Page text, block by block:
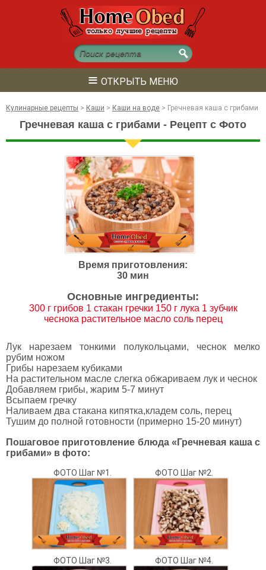
≡ ОТКРЫТЬ МЕНЮ
Кулинарные рецепты > Каши > Каши на воде > Гречневая каша с грибами
Гречневая каша с грибами - Рецепт с Фото
Время приготовления:
30 мин
Основные ингредиенты:
300 г грибов 1 стакан гречки 150 г лука 1 зубчик
чеснока растительное масло соль перец
Лук нарезаем тонкими полукольцами, чеснок мелко
рубим ножом
Грибы нарезаем кубиками
На растительном масле слегка обжариваем лук и чеснок
Добавляем грибы, жарим 5-7 минут
Всыпаем гречку
Наливаем два стакана кипятка,кладем соль, перец
Тушим до полной готовности (примерно 15-20 минут)
Пошаговое приготовление блюда «Гречневая каша с
грибами» в фото:
ФОТО Шаг №1. ФОТО Шаг №2.
ФОТО Шаг №3. ФОТО Шаг №4.